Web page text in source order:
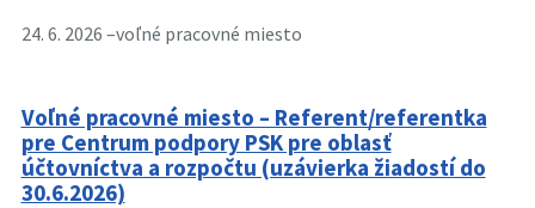
24. 6. 2026 –voľné pracovné miesto
Voľné pracovné miesto – Referent/referentka
pre Centrum podpory PSK pre oblasť
účtovníctva a rozpočtu (uzávierka žiadostí do
30.6.2026)